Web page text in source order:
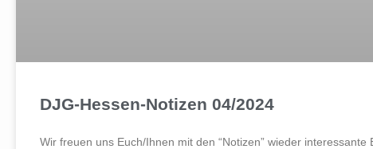
DJG-Hessen-Notizen 04/2024
Wir freuen uns Euch/Ihnen mit den “Notizen” wieder interessante